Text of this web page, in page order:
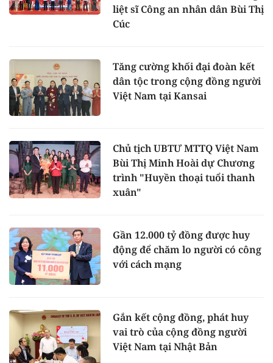
liệt sĩ Công an nhân dân Bùi Thị
Cúc
Tăng cường khối đại đoàn kết
dân tộc trong cộng đồng người
Việt Nam tại Kansai
Chủ tịch UBTƯ MTTQ Việt Nam
Bùi Thị Minh Hoài dự Chương
trình "Huyền thoại tuổi thanh
xuân"
Gần 12.000 tỷ đồng được huy
động để chăm lo người có công
với cách mạng
Gắn kết cộng đồng, phát huy
vai trò của cộng đồng người
Việt Nam tại Nhật Bản